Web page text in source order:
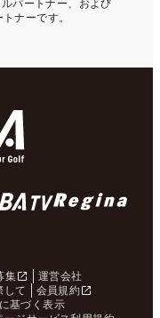
パートナー、および
ナーです。
集
運営会社
して
会員規約
基づく表示